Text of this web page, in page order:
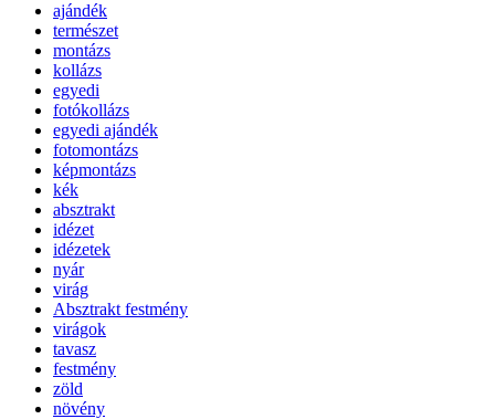
ajándék
természet
montázs
kollázs
egyedi
fotókollázs
egyedi ajándék
fotomontázs
képmontázs
kék
absztrakt
idézet
idézetek
nyár
virág
Absztrakt festmény
virágok
tavasz
festmény
zöld
növény